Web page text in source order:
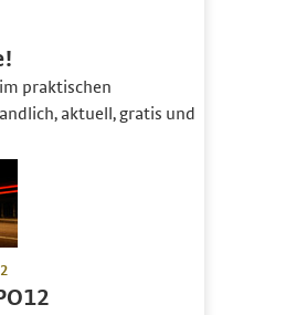
praktischen
aktuell, gratis und